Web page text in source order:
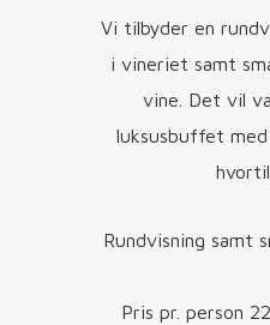
Vi tilbyder en
i vineriet samt
vine. Det vil
luksusbuffet
Rundvisning samt
Pris pr. person